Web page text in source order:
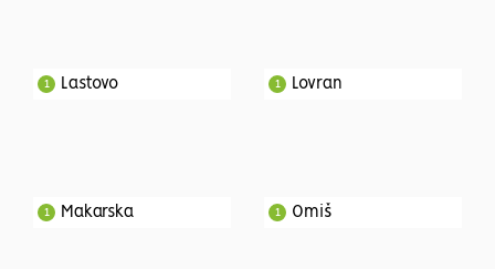
Lastovo
1 Lovran
1
Makarska
1 Omiš
1